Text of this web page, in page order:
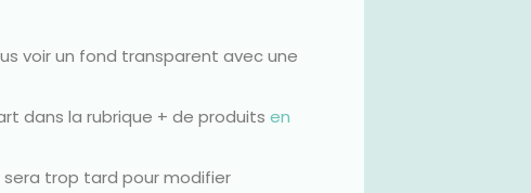
voir un fond transparent avec une
dans la rubrique + de produitsen
trop tard pour modifier